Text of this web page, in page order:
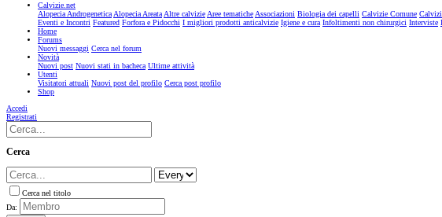
Calvizie.net
Alopecia AndrogeneticaAlopecia AreataAltre calvizieAree tematicheAssociazioni Biologia dei capelli Calvizie Comune
Eventi e Incontri Featured Forfora e Pidocchi I migliori prodotti anticalvizie Igiene e cura Infoltimenti non chirurgici Interviste
Home
Forums
Nuovi messaggi Cerca nel forum
Novità
Nuovi post Nuovi stati in bacheca Ultime attività
Utenti
Visitatori attuali Nuovi post del profilo Cerca post profilo
Shop
Accedi
Registrati
Cerca
Cerca nel titolo
Da: